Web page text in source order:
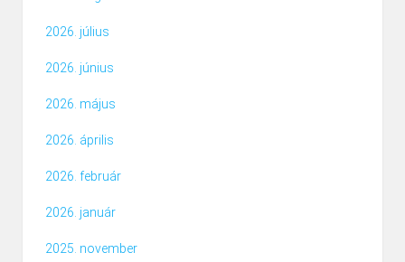
2026. július
2026. június
2026. május
2026. április
2026. február
2026. január
2025. november